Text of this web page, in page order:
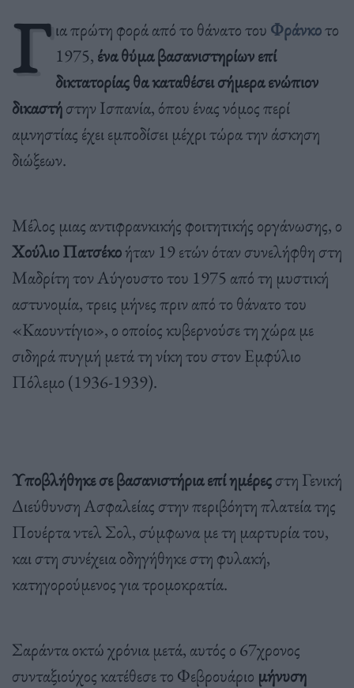
Γ ια πρώτη φορά από το θάνατο του Φράνκοτο
1975, ένα θύμα βασανιστηρίων επί
δικτατορίας θα καταθέσει σήμερα ενώπιον
δικαστήστην Ισπανία, όπου ένας νόμος περί
αμνηστίας έχει εμποδίσει μέχρι τώρα την άσκηση
διώξεων.
Μέλος μιας αντιφρανκικής φοιτητικής οργάνωσης, ο
Χούλιο Πατσέκοήταν 19 ετών όταν συνελήφθη στη
Μαδρίτη τον Αύγουστο του 1975 από τη μυστική
αστυνομία, τρεις μήνες πριν από το θάνατο του
«Καουντίγιο», ο οποίος κυβερνούσε τη χώρα με
σιδηρά πυγμή μετά τη νίκη του στον Εμφύλιο
Πόλεμο (1936-1939).
Υποβλήθηκε σε βασανιστήρια επί ημέρεςστη Γενική
Διεύθυνση Ασφαλείας στην περιβόητη πλατεία της
Πουέρτα ντελ Σολ, σύμφωνα με τη μαρτυρία του,
και στη συνέχεια οδηγήθηκε στη φυλακή,
κατηγορούμενος για τρομοκρατία.
Σαράντα οκτώ χρόνια μετά, αυτός ο 67χρονος
συνταξιούχος κατέθεσε το Φεβρουάριο μήνυση